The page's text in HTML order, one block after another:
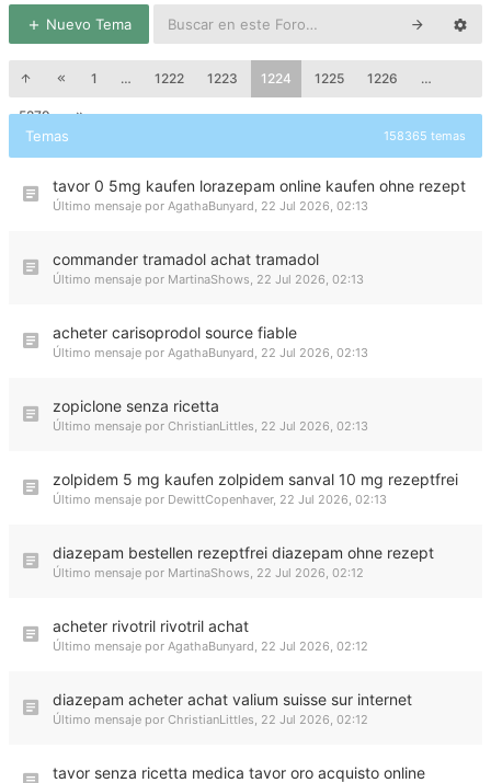
Nuevo Tema
1 … 1222 1223 1224 1225 1226 …
5279
Temas 158365 temas
tavor 0 5mg kaufen lorazepam online kaufen ohne rezept
Último mensaje por AgathaBunyard, 22 Jul 2026, 02:13
commander tramadol achat tramadol
Último mensaje por MartinaShows, 22 Jul 2026, 02:13
acheter carisoprodol source fiable
Último mensaje por AgathaBunyard, 22 Jul 2026, 02:13
zopiclone senza ricetta
Último mensaje por ChristianLittles, 22 Jul 2026, 02:13
zolpidem 5 mg kaufen zolpidem sanval 10 mg rezeptfrei
Último mensaje por DewittCopenhaver, 22 Jul 2026, 02:13
diazepam bestellen rezeptfrei diazepam ohne rezept
Último mensaje por MartinaShows, 22 Jul 2026, 02:12
acheter rivotril rivotril achat
Último mensaje por AgathaBunyard, 22 Jul 2026, 02:12
diazepam acheter achat valium suisse sur internet
Último mensaje por ChristianLittles, 22 Jul 2026, 02:12
tavor senza ricetta medica tavor oro acquisto online